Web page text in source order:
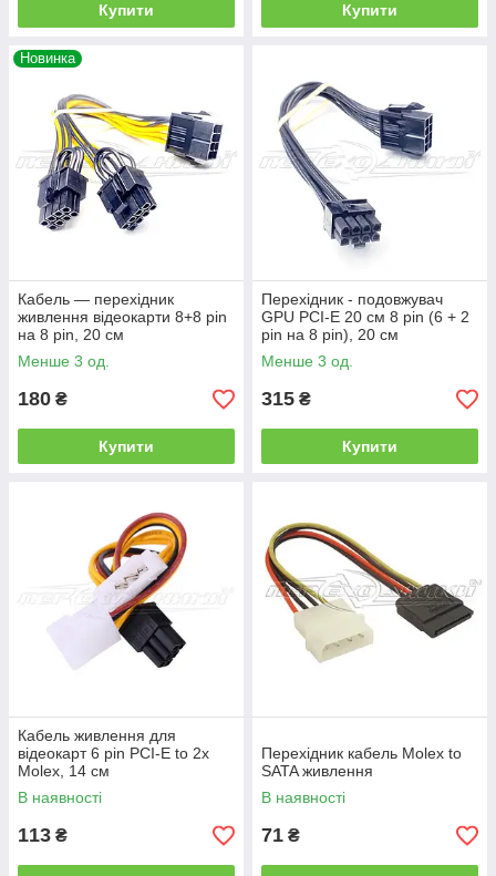
Купити Купити
Новинка
Кабель — перехідник
живлення відеокарти 8+8 pin
на 8 pin, 20 см
Менше 3 од.
180 ₴
Купити
Перехідник - подовжувач
GPU PCI-E 20 см 8 pin (6 + 2
pin на 8 pin), 20 см
Менше 3 од.
315 ₴
Купити
Кабель живлення для
відеокарт 6 pin PCI-E to 2x
Molex, 14 см
В наявності
113 ₴
Перехідник кабель Molex to
SATA живлення
В наявності
71 ₴